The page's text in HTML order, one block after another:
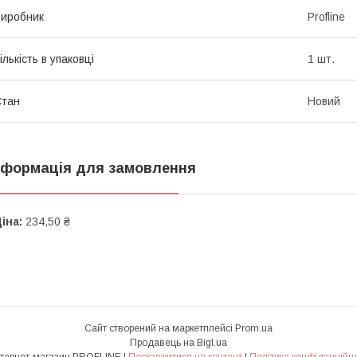
Profline
в упаковці 1 шт.
Новий
для замовлення
234,50 ₴
Сайт створений на маркетплейсі Prom.ua
Продавець на Bigl.ua